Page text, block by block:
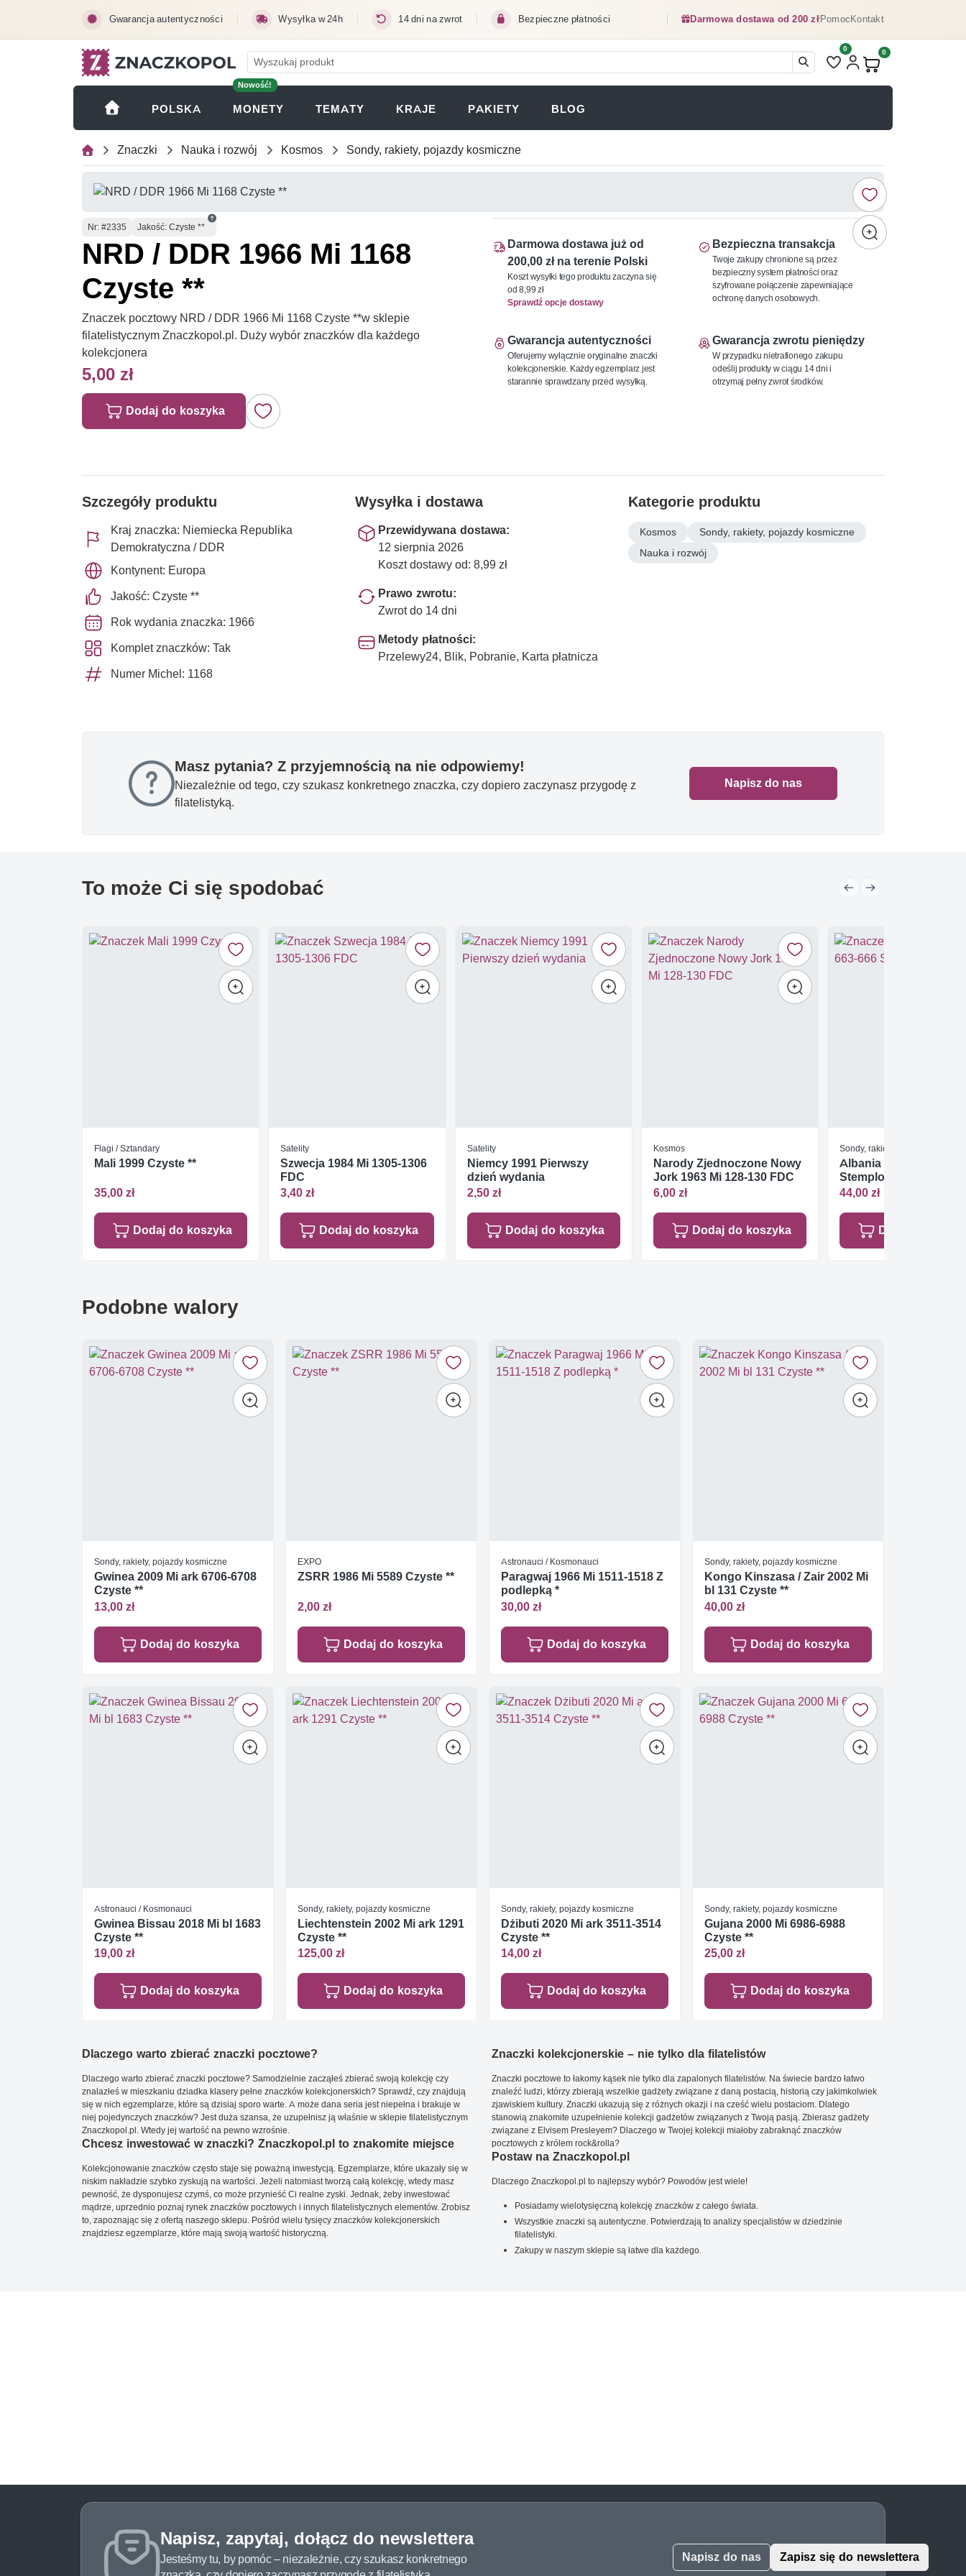
Gwarancja autentyczności Wysyłka w 24h 14 dni na zwrot Bezpieczne płatności Darmowa dostawa od 200 złPomocKontakt
Liczba pozycji na liście
0
Produkty w koszyku:
0
POLSKA
Nowość!
MONETY (OTWIERA SIĘ W NOWEJ KARCIE)
TEMATY KRAJE PAKIETY BLOG
Znaczki Nauka i rozwój Kosmos Sondy, rakiety, pojazdy kosmiczne
Numer
Nr: #2335 Jakość: Czyste **
NRD / DDR 1966 Mi 1168
Czyste **
Znaczek pocztowy NRD / DDR 1966 Mi 1168 Czyste **w sklepie
filatelistycznym Znaczkopol.pl. Duży wybór znaczków dla każdego
kolekcjonera
5,00 zł
Dodaj do koszyka
Darmowa dostawa już od
200,00 zł na terenie Polski
Koszt wysyłki tego produktu zaczyna się
od 8,99 zł
Sprawdź opcje dostawy
Bezpieczna transakcja
Twoje zakupy chronione są przez
bezpieczny system płatności oraz
szyfrowane połączenie zapewniające
ochronę danych osobowych.
Gwarancja autentyczności
Oferujemy wyłącznie oryginalne znaczki
kolekcjonerskie. Każdy egzemplarz jest
starannie sprawdzany przed wysyłką.
Gwarancja zwrotu pieniędzy
W przypadku nietrafionego zakupu
odeślij produkty w ciągu 14 dni i
otrzymaj pełny zwrot środków.
Szczegóły produktu
Kraj znaczka: Niemiecka Republika
Demokratyczna / DDR
Kontynent: Europa
Jakość: Czyste **
Rok wydania znaczka: 1966
Komplet znaczków: Tak
Numer Michel: 1168
Wysyłka i dostawa
Przewidywana dostawa:
12 sierpnia 2026
Koszt dostawy od: 8,99 zł
Prawo zwrotu:
Zwrot do 14 dni
Metody płatności:
Przelewy24, Blik, Pobranie, Karta płatnicza
Kategorie produktu
Kosmos
Sondy, rakiety, pojazdy kosmiczne
Nauka i rozwój
Masz pytania? Z przyjemnością na nie odpowiemy!
Niezależnie od tego, czy szukasz konkretnego znaczka, czy dopiero zaczynasz przygodę z
filatelistyką.
Napisz do nas
To może Ci się spodobać
Flagi / Sztandary
Mali 1999 Czyste **
35,00 zł
Dodaj do koszyka
Satelity
Szwecja 1984 Mi 1305-1306
FDC
3,40 zł
Dodaj do koszyka
Satelity
Niemcy 1991 Pierwszy
dzień wydania
2,50 zł
Dodaj do koszyka
Kosmos
Narody Zjednoczone Nowy
Jork 1963 Mi 128-130 FDC
6,00 zł
Dodaj do koszyka
Sondy, rakiety, pojazdy
Albania 1962 Mi 663-
Stemplowane
44,00 zł
Dodaj do
Podobne walory
Sondy, rakiety, pojazdy kosmiczne
Gwinea 2009 Mi ark 6706-6708
Czyste **
13,00 zł
Dodaj do koszyka
EXPO
ZSRR 1986 Mi 5589 Czyste **
2,00 zł
Dodaj do koszyka
Astronauci / Kosmonauci
Paragwaj 1966 Mi 1511-1518 Z
podlepką *
30,00 zł
Dodaj do koszyka
Sondy, rakiety, pojazdy kosmiczne
Kongo Kinszasa / Zair 2002 Mi
bl 131 Czyste **
40,00 zł
Dodaj do koszyka
Astronauci / Kosmonauci
Gwinea Bissau 2018 Mi bl 1683
Czyste **
19,00 zł
Dodaj do koszyka
Sondy, rakiety, pojazdy kosmiczne
Liechtenstein 2002 Mi ark 1291
Czyste **
125,00 zł
Dodaj do koszyka
Sondy, rakiety, pojazdy kosmiczne
Dżibuti 2020 Mi ark 3511-3514
Czyste **
14,00 zł
Dodaj do koszyka
Sondy, rakiety, pojazdy kosmiczne
Gujana 2000 Mi 6986-6988
Czyste **
25,00 zł
Dodaj do koszyka
Dlaczego warto zbierać znaczki pocztowe?
Dlaczego warto zbierać znaczki pocztowe? Samodzielnie zacząłeś zbierać swoją kolekcję czy
znalazłeś w mieszkaniu dziadka klasery pełne znaczków kolekcjonerskich? Sprawdź, czy znajdują
się w nich egzemplarze, które są dzisiaj sporo warte. A może dana seria jest niepełna i brakuje w
niej pojedynczych znaczków? Jest duża szansa, że uzupełnisz ją właśnie w sklepie filatelistycznym
Znaczkopol.pl. Wtedy jej wartość na pewno wzrośnie.
Chcesz inwestować w znaczki? Znaczkopol.pl to znakomite miejsce
Kolekcjonowanie znaczków często staje się poważną inwestycją. Egzemplarze, które ukazały się w
niskim nakładzie szybko zyskują na wartości. Jeżeli natomiast tworzą całą kolekcję, wtedy masz
pewność, że dysponujesz czymś, co może przynieść Ci realne zyski. Jednak, żeby inwestować
mądrze, uprzednio poznaj rynek znaczków pocztowych i innych filatelistycznych elementów. Zrobisz
to, zapoznając się z ofertą naszego sklepu. Pośród wielu tysięcy znaczków kolekcjonerskich
znajdziesz egzemplarze, które mają swoją wartość historyczną.
Znaczki kolekcjonerskie – nie tylko dla filatelistów
Znaczki pocztowe to łakomy kąsek nie tylko dla zapalonych filatelistów. Na świecie bardzo łatwo
znaleźć ludzi, którzy zbierają wszelkie gadżety związane z daną postacią, historią czy jakimkolwiek
zjawiskiem kultury. Znaczki ukazują się z różnych okazji i na cześć wielu postaciom. Dlatego
stanowią znakomite uzupełnienie kolekcji gadżetów związanych z Twoją pasją. Zbierasz gadżety
związane z Elvisem Presleyem? Dlaczego w Twojej kolekcji miałoby zabraknąć znaczków
pocztowych z królem rock&rolla?
Postaw na Znaczkopol.pl
Dlaczego Znaczkopol.pl to najlepszy wybór? Powodów jest wiele!
Posiadamy wielotysięczną kolekcję znaczków z całego świata.
Wszystkie znaczki są autentyczne. Potwierdzają to analizy specjalistów w dziedzinie
filatelistyki.
Zakupy w naszym sklepie są łatwe dla każdego.
Napisz, zapytaj, dołącz do newslettera
Jesteśmy tu, by pomóc – niezależnie, czy szukasz konkretnego
Napisz do nas Zapisz się do newslettera